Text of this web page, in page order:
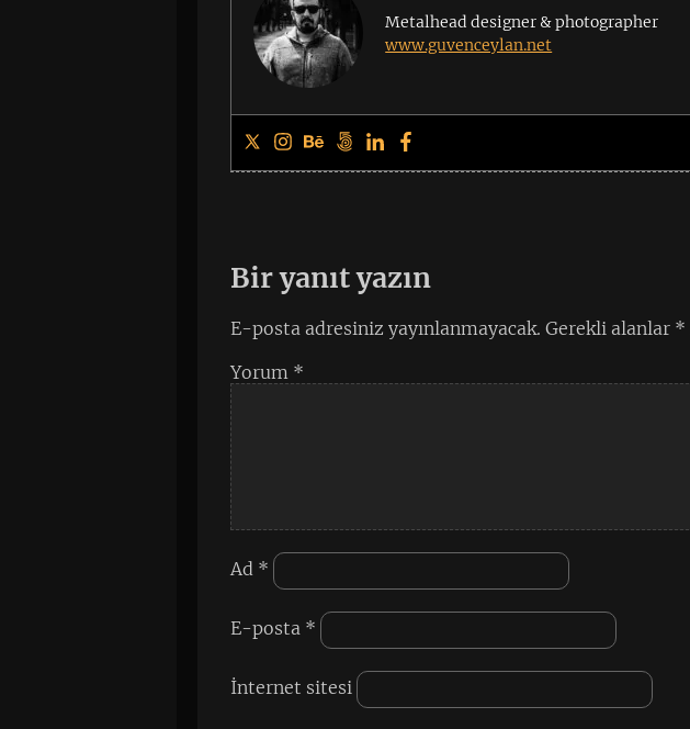
Metalhead designer & photographer
www.guvenceylan.net
Bir yanıt yazın
E-posta adresiniz yayınlanmayacak. Gerekli alanlar *
Yorum *
Ad *
E-posta *
İnternet sitesi